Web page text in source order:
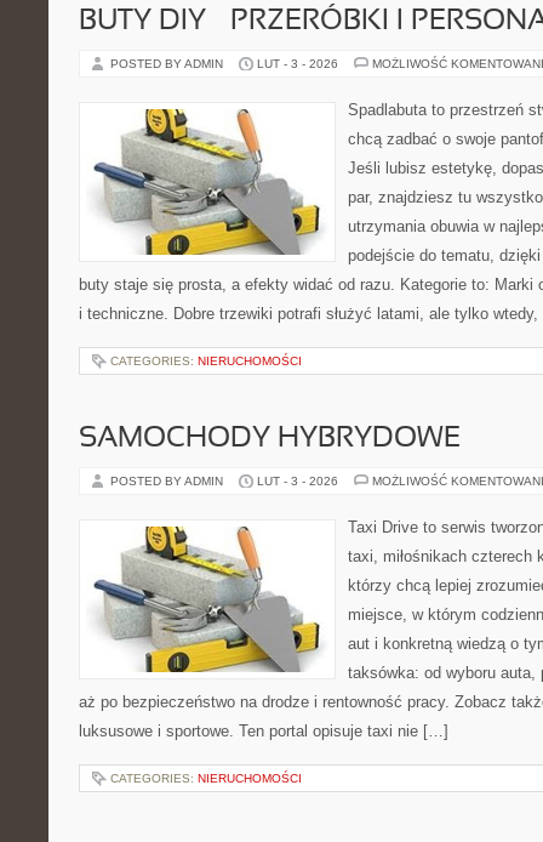
BUTY DIY – PRZERÓBKI I
POSTED BY ADMIN LUT - 3 - 2026 MOŻLIWOŚĆ
Spadlabuta to przestrzeń
chcą zadbać o swoje
Jeśli lubisz estetykę,
par, znajdziesz tu
utrzymania obuwia w
podejście do tematu,
buty staje się prosta, a efekty widać od razu. Kategorie to: Marki
i techniczne. Dobre trzewiki potrafi służyć latami, ale tylko
CATEGORIES: NIERUCHOMOŚCI
SAMOCHODY HYBRYDOWE
POSTED BY ADMIN LUT - 3 - 2026 MOŻLIWOŚĆ
Taxi Drive to serwis
taxi, miłośnikach czterech
którzy chcą lepiej
miejsce, w którym
aut i konkretną wiedzą o
taksówka: od wyboru
aż po bezpieczeństwo na drodze i rentowność pracy. Zobacz
luksusowe i sportowe. Ten portal opisuje taxi nie […]
CATEGORIES: NIERUCHOMOŚCI